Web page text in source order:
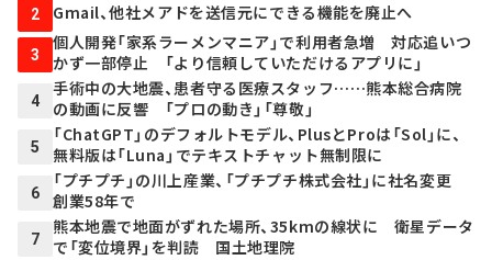
2 Gmail、他社メアドを送信元にできる機能を廃止へ
3
個人開発「家系ラーメンマニア」で利用者急増 対応追いつ
かず一部停止 「より信頼していただけるアプリに」
4
手術中の大地震、患者守る医療スタッフ……熊本総合病院
の動画に反響 「プロの動き」「尊敬」
5
「ChatGPT」のデフォルトモデル、PlusとProは「Sol」に、
無料版は「Luna」でテキストチャット無制限に
6
「プチプチ」の川上産業、「プチプチ株式会社」に社名変更
創業58年で
7
熊本地震で地面がずれた場所、35kmの線状に 衛星データ
で「変位境界」を判読 国土地理院